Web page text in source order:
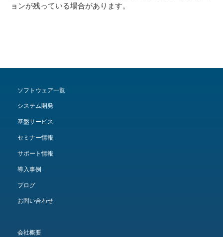
ョンが残っている場合があります。
ソフトウェア一覧
システム開発
基盤サービス
セミナー情報
サポート情報
導入事例
ブログ
お問い合わせ
会社概要